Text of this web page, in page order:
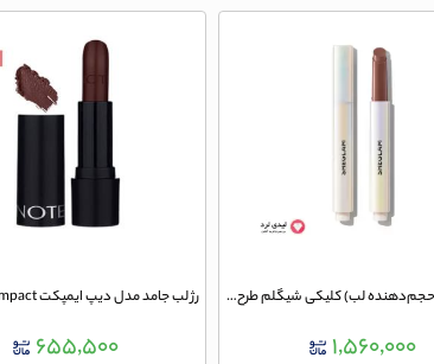
لیپ پلامپر (حجم‌دهنده لب) کلیکی شیگلم طرح شیمر Violet Fizz
۱,۵۶۰,۰۰۰ ۶۵۵,۵۰۰